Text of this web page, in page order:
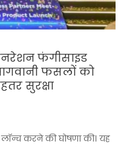
फंगीसाइड
फसलों को
सुरक्षा
लॉन्च करने की घोषणा की। यह